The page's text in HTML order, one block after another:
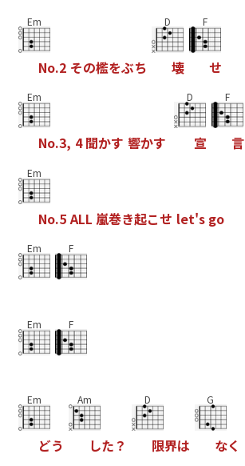
Em
No.2 その檻をぶち
D
壊
F
せ
Em
No.3, 4 聞かす 響かす
D
宣
F
言
Em
No.5ALL 嵐巻き起こせ let's go
Em F
Em F
Em
どう
Am
した ？
D
限界は
G
なく